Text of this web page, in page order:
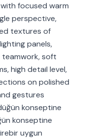
focused warm
perspective,
textures of
panels,
soft
high detail level,
on polished
gestures
konseptine
konseptine
uygun